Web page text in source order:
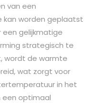
van een
kan worden geplaatst
gelijkmatige
strategisch te
wordt de warmte
wat zorgt voor
in het
een optimaal